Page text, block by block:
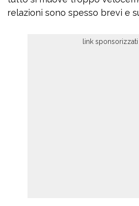
relazioni sono spesso brevi e